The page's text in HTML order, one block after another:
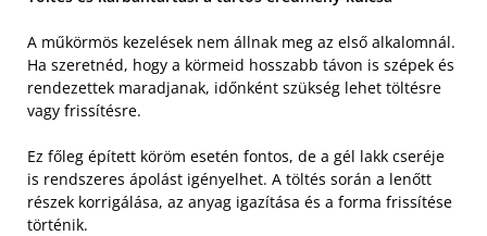
A műkörmös kezelések nem állnak meg az első alkalomnál.
Ha szeretnéd, hogy a körmeid hosszabb távon is szépek és
rendezettek maradjanak, időnként szükség lehet töltésre
vagy frissítésre.
Ez főleg épített köröm esetén fontos, de a gél lakk cseréje
is rendszeres ápolást igényelhet. A töltés során a lenőtt
részek korrigálása, az anyag igazítása és a forma frissítése
történik.